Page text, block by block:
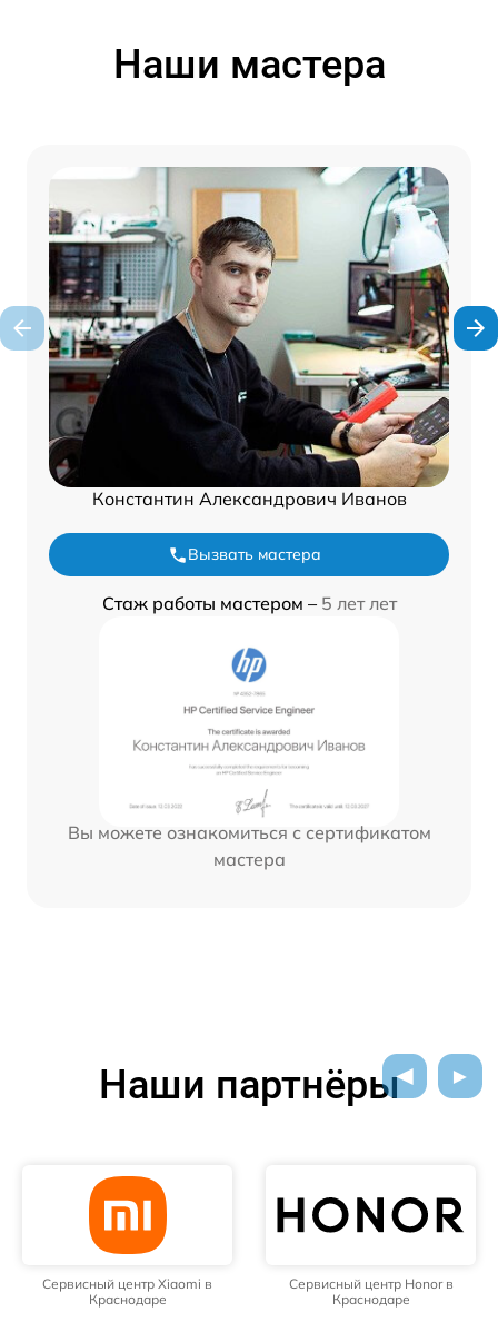
Наши мастера
Константин Александрович Иванов
Вызвать мастера
Стаж работы мастером – 5 лет лет
Вы можете ознакомиться с сертификатом
мастера
Наши партнёры
Сервисный центр Xiaomi в
Краснодаре
Сервисный центр Honor в
Краснодаре